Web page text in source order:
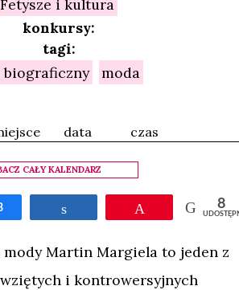
data czas
CAŁY KALENDARZ
Przypnij 8
Martin Margiela to jeden z
i kontrowersyjnych
Fetysze i kultura
konkursy:
tagi:
biograficzny
moda